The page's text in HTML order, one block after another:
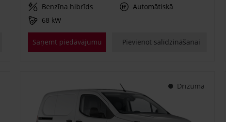
Benzīna hibrīds
Automātiskā
68 kW
Saņemt piedāvājumu Pievienot salīdzināšanai
Drīzumā